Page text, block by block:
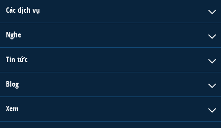
Các dịch vụ
Nghe
Tin tức
Blog
Xem